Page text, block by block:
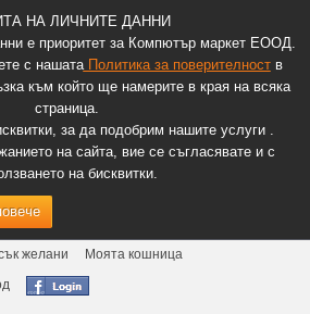
НА ЛИЧНИТЕ ДАННИ
е приоритет за Компютър маркет ЕООД.
с нашатаПолитика за поверителноств
към който ще намерите в края на всяка
страница.
за да подобрим нашите услуги .
на сайта, вие се съгласявате и с
на бисквитки.
желани
Моята кошница